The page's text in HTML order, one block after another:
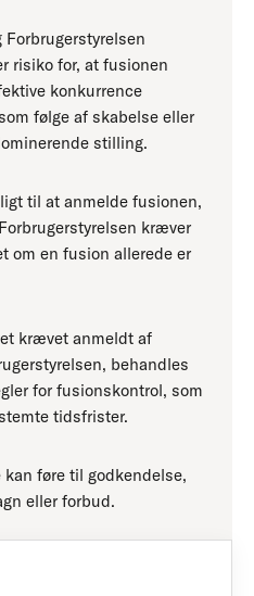
Forbrugerstyrelsen
risiko for, at fusionen
konkurrence
følge af skabelse eller
stilling.
til at anmelde fusionen,
kræver
om en fusion allerede er
krævet anmeldt af
behandles
for fusionskontrol, som
tidsfrister.
føre til godkendelse,
eller forbud.